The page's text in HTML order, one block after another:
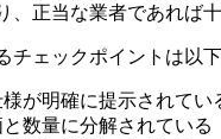
、正当な業者であれば
チェックポイントは以下
が明確に提示されてい
数量に分解されている